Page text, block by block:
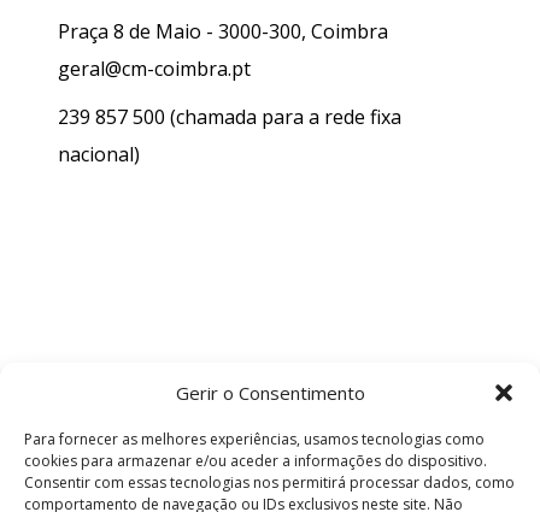
Gerir o Consentimento
Para fornecer as melhores experiências, usamos tecnologias como
cookies para armazenar e/ou aceder a informações do dispositivo.
Consentir com essas tecnologias nos permitirá processar dados, como
comportamento de navegação ou IDs exclusivos neste site. Não
Praça 8 de Maio - 3000-300, Coimbra
geral@cm-coimbra.pt
239 857 500 (chamada para a rede fixa
nacional)